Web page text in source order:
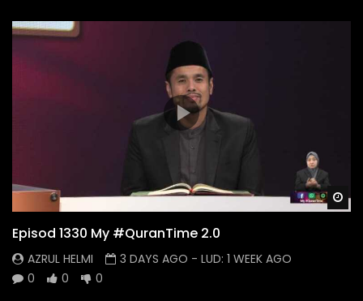
Episod 1330 My #QuranTime 2.0
AZRUL HELMI 3 DAYS AGO - LUD: 1 WEEK AGO
0
0 0